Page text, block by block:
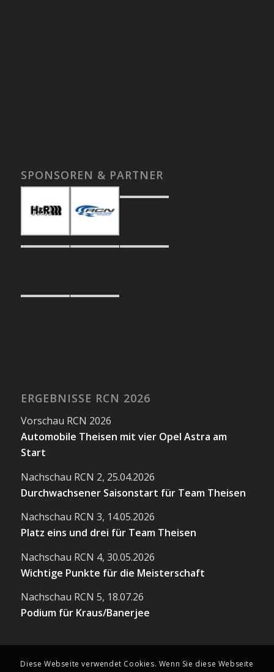
SPONSOREN & PARTNER
ERGEBNISSE RCN 2026
Vorschau RCN 2026
Automobile Theisen mit vier Opel Astra am
Start
Nachschau RCN 2, 25.04.2026
Durchwachsener Saisonstart für Team Theisen
Nachschau RCN 3, 14.05.2026
Platz eins und drei für Team Theisen
Nachschau RCN 4, 30.05.2026
Wichtige Punkte für die Meisterschaft
Nachschau RCN 5, 18.07.26
Podium für Kraus/Banerjee
Diese Webseite verwendet Cookies. Wenn Sie diese Webseite